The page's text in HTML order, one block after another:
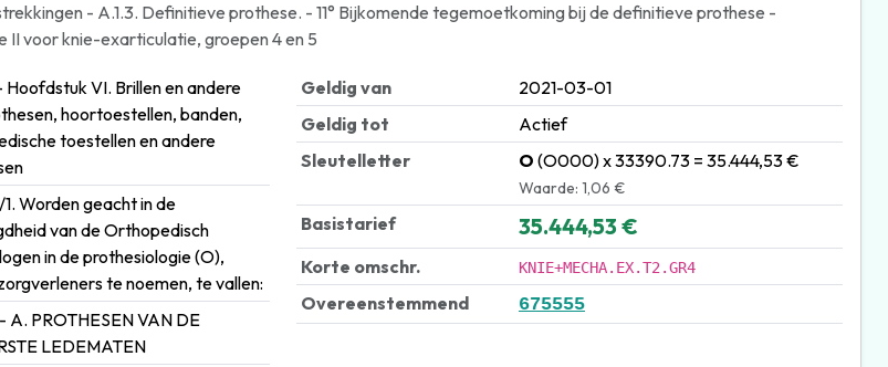
- A.1.3. Definitieve prothese. - 11° Bijkomende tegemoetkoming bij de definitieve prothese -
II voor knie-exarticulatie, groepen 4 en 5
VI. Brillen en andere
hoortoestellen, banden,
toestellen en andere
Worden geacht in de
van de Orthopedisch
in de prothesiologie (O),
te noemen, te vallen:
A. PROTHESEN VAN DE
LEDEMATEN
Geldig van
2021-03-01
Geldig tot
Actief
Sleutelletter
O (O000) x 33390.73 = 35.444,53 €
Waarde: 1,06 €
Basistarief 35.444,53 €
Korte omschr. KNIE+MECHA.EX.T2.GR4
Overeenstemmend 675555